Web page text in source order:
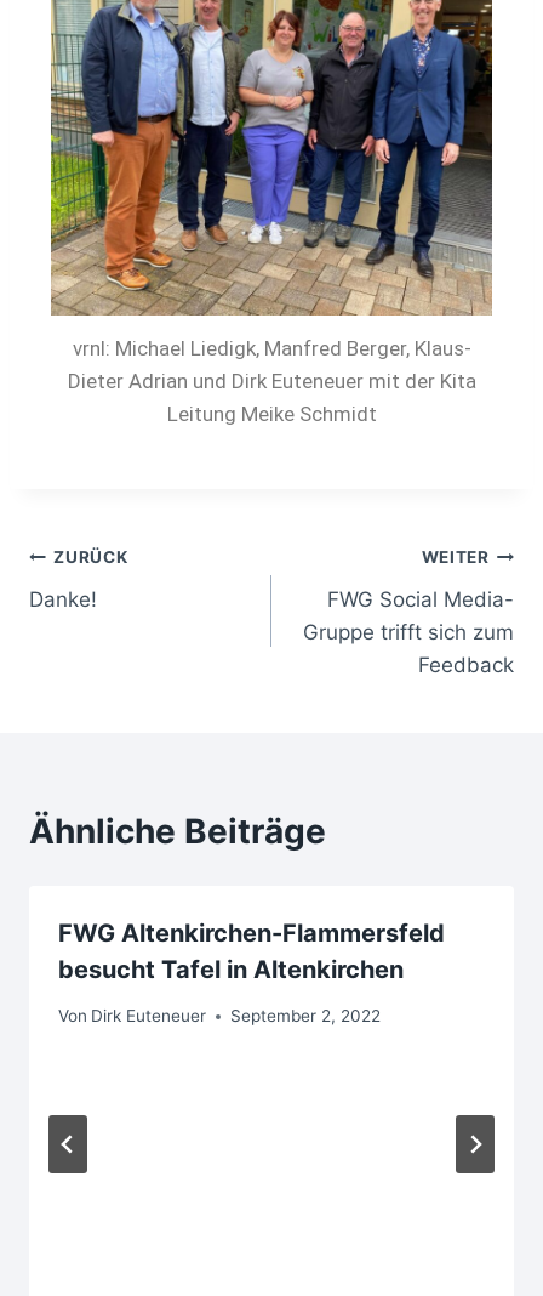
vrnl: Michael Liedigk, Manfred Berger, Klaus-
Dieter Adrian und Dirk Euteneuer mit der Kita
Leitung Meike Schmidt
ZURÜCK
Danke!
WEITER
FWG Social Media-
Gruppe trifft sich zum
Feedback
Ähnliche Beiträge
FWG Altenkirchen-Flammersfeld
besucht Tafel in Altenkirchen
Von Dirk Euteneuer September 2, 2022